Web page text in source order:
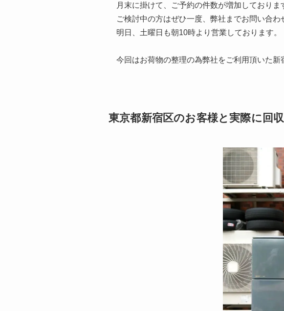
月末に掛けて、ご予約の件数が増加しておりま
ご検討中の方はぜひ一度、弊社までお問い合わ
明日、土曜日も朝10時より営業しております。
今回はお荷物の整理の為弊社をご利用頂いた新
東京都新宿区のお客様と実際に回